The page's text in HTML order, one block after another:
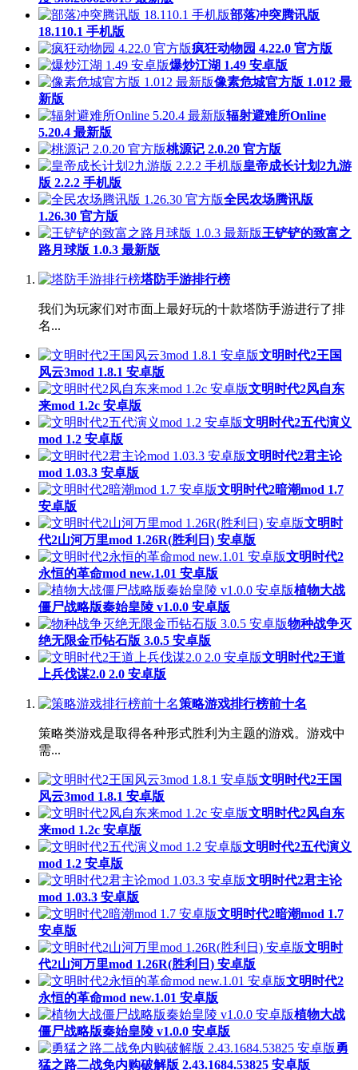
部落冲突腾讯版
18.110.1 手机版
疯狂动物园 4.22.0 官方版
爆炒江湖 1.49 安卓版
像素危城官方版 1.012 最
新版
辐射避难所Online
5.20.4 最新版
桃源记 2.0.20 官方版
皇帝成长计划2九游
版 2.2.2 手机版
全民农场腾讯版
1.26.30 官方版
王铲铲的致富之
路月球版 1.0.3 最新版
塔防手游排行榜
我们为玩家们对市面上最好玩的十款塔防手游进行了排
名...
文明时代2王国
风云3mod 1.8.1 安卓版
文明时代2风自东
来mod 1.2c 安卓版
文明时代2五代演义
mod 1.2 安卓版
文明时代2君主论
mod 1.03.3 安卓版
文明时代2暗潮mod 1.7
安卓版
文明时
代2山河万里mod 1.26R(胜利日) 安卓版
文明时代2
永恒的革命mod new.1.01 安卓版
植物大战
僵尸战略版秦始皇陵 v1.0.0 安卓版
物种战争灭
绝无限金币钻石版 3.0.5 安卓版
文明时代2王道
上兵伐谋2.0 2.0 安卓版
策略游戏排行榜前十名
策略类游戏是取得各种形式胜利为主题的游戏。游戏中
需...
文明时代2王国
风云3mod 1.8.1 安卓版
文明时代2风自东
来mod 1.2c 安卓版
文明时代2五代演义
mod 1.2 安卓版
文明时代2君主论
mod 1.03.3 安卓版
文明时代2暗潮mod 1.7
安卓版
文明时
代2山河万里mod 1.26R(胜利日) 安卓版
文明时代2
永恒的革命mod new.1.01 安卓版
植物大战
僵尸战略版秦始皇陵 v1.0.0 安卓版
勇
猛之路二战免内购破解版 2.43.1684.53825 安卓版